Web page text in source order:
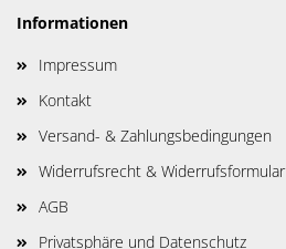
Informationen
Impressum
Kontakt
Versand- & Zahlungsbedingungen
Widerrufsrecht & Widerrufsformular
AGB
Privatsphäre und Datenschutz